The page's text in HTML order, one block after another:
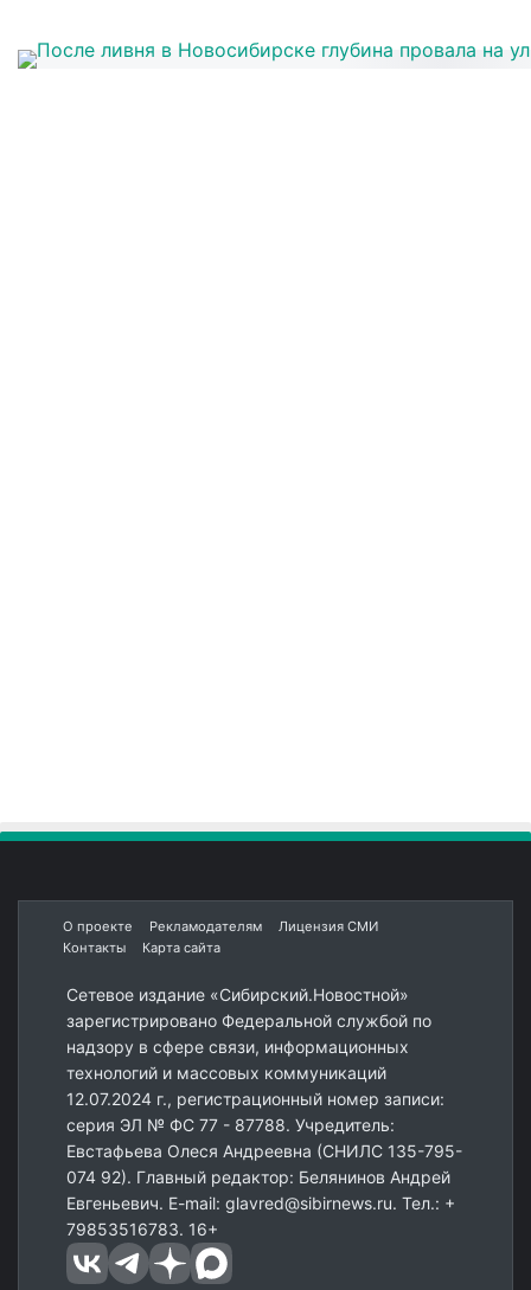
О проекте Рекламодателям
Лицензия СМИ
Контакты
Карта сайта
Сетевое издание «Сибирский.Новостной»
зарегистрировано Федеральной службой по
надзору в сфере связи, информационных
технологий и массовых коммуникаций
12.07.2024 г., регистрационный номер записи:
серия ЭЛ № ФС 77 - 87788. Учредитель:
Евстафьева Олеся Андреевна (СНИЛС 135-795-
074 92). Главный редактор: Белянинов Андрей
Евгеньевич. E-mail: glavred@sibirnews.ru. Тел.: +
79853516783. 16+